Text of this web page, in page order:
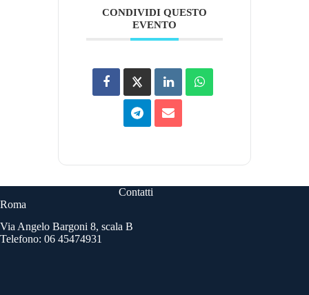
CONDIVIDI QUESTO
EVENTO
Contatti
Roma
Via Angelo Bargoni 8, scala B
Telefono: 06 45474931